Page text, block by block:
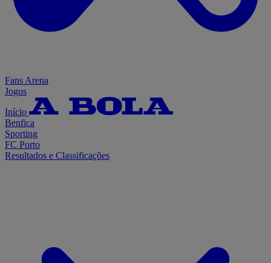
Fans Arena
Jogos
Início
Benfica
Sporting
FC Porto
Resultados e Classificações